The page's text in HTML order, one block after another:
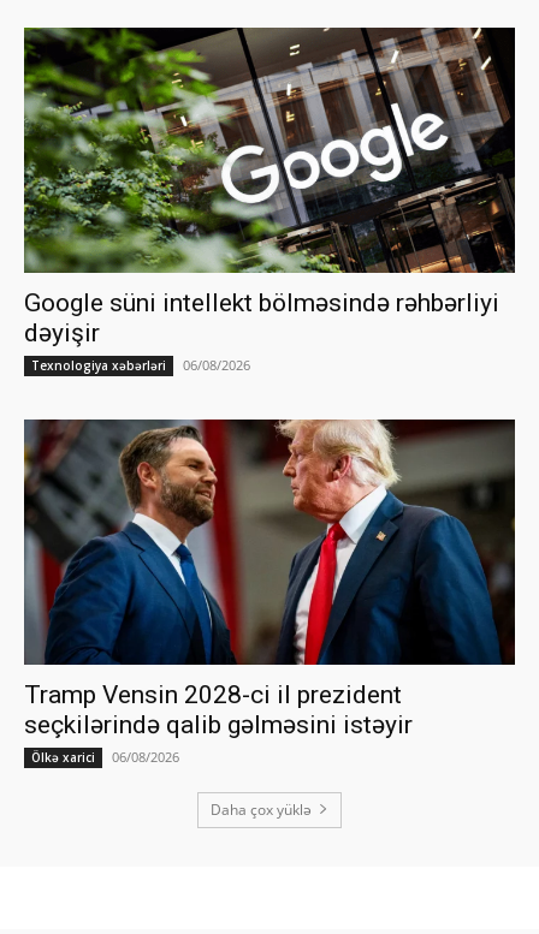
Google süni intellekt bölməsində rəhbərliyi
dəyişir
Texnologiya xəbərləri 06/08/2026
Tramp Vensin 2028-ci il prezident
seçkilərində qalib gəlməsini istəyir
Ölkə xarici 06/08/2026
Daha çox yüklə